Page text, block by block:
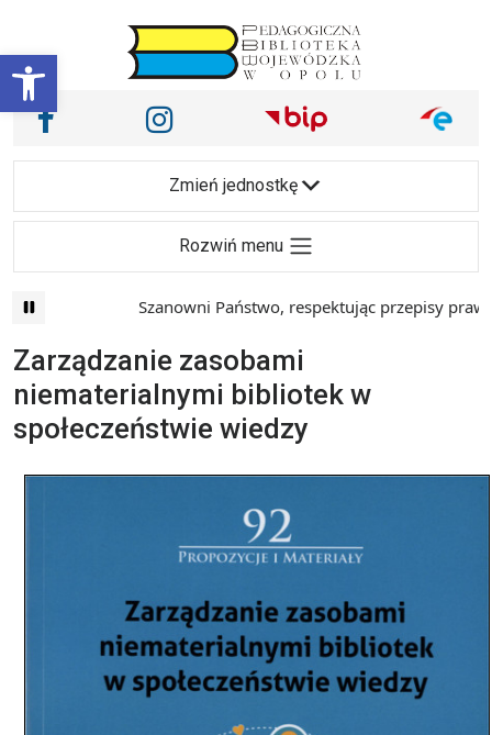
Otwórz pasek narzędzi
Main Navigation
Nasze media społecznościowe i inne
Facebook Instagram
Zmień jednostkę
Rozwiń menu
Szanowni Państwo, respektując przepisy prawa i
Zarządzanie zasobami
niematerialnymi bibliotek w
społeczeństwie wiedzy